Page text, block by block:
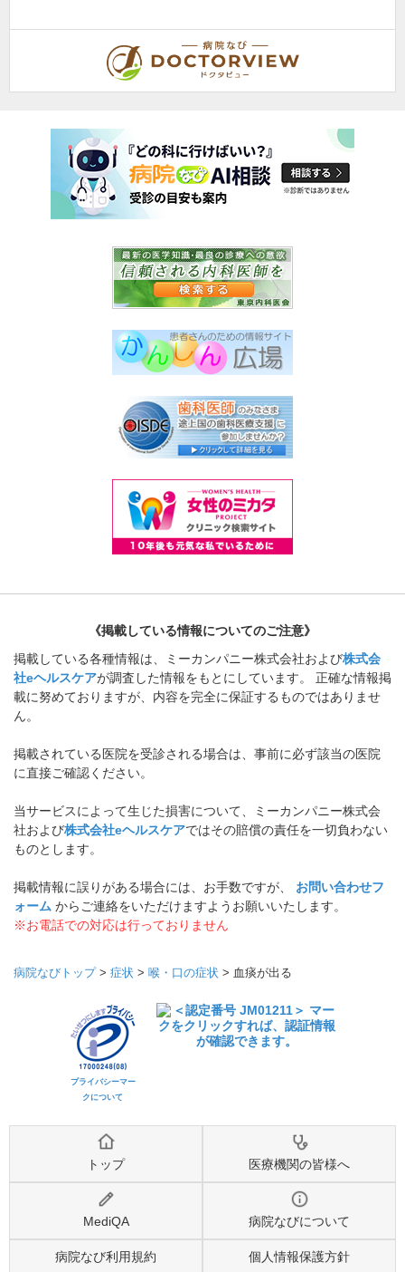
《掲載している情報についてのご注意》
掲載している各種情報は、ミーカンパニー株式会社および株式会
社eヘルスケアが調査した情報をもとにしています。 正確な情報掲
載に努めておりますが、内容を完全に保証するものではありませ
ん。
掲載されている医院を受診される場合は、事前に必ず該当の医院
に直接ご確認ください。
当サービスによって生じた損害について、ミーカンパニー株式会
社および株式会社eヘルスケアではその賠償の責任を一切負わない
ものとします。
掲載情報に誤りがある場合には、お手数ですが、 お問い合わせフ
ォーム からご連絡をいただけますようお願いいたします。
※お電話での対応は行っておりません
病院なびトップ> 症状 > 喉・口の症状 > 血痰が出る
プライバシーマー
クについて
トップ 医療機関の皆様へ
MediQA 病院なびについて
病院なび利用規約 個人情報保護方針